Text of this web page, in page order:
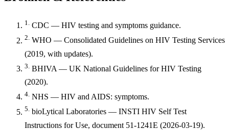
1. CDC — HIV testing and symptoms guidance.
2. WHO — Consolidated Guidelines on HIV Testing Services
(2019, with updates).
3. BHIVA — UK National Guidelines for HIV Testing
(2020).
4. NHS — HIV and AIDS: symptoms.
5. bioLytical Laboratories — INSTI HIV Self Test
Instructions for Use, document 51-1241E (2026-03-19).